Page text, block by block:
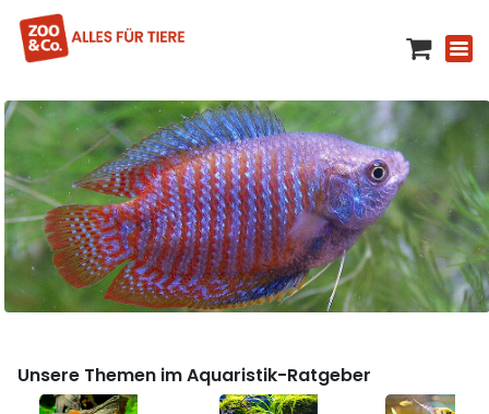
Unsere Themen im Aquaristik-Ratgeber